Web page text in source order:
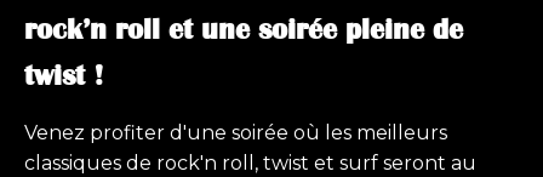
CAPTCHA
rock’n roll et une soirée pleine de
twist !
Venez profiter d'une soirée où les meilleurs
classiques de rock'n roll, twist et surf seront au